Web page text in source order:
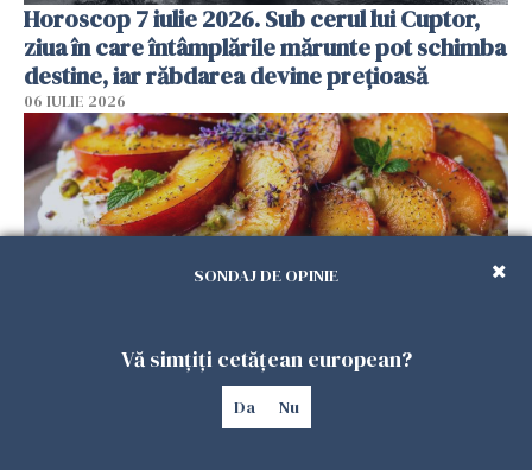
Horoscop 7 iulie 2026. Sub cerul lui Cuptor,
ziua în care întâmplările mărunte pot schimba
destine, iar răbdarea devine prețioasă
06 IULIE 2026
Desertul perfect pentru luna iulie: Pavlova cu
piersici coapte, miere și lavandă
SONDAJ DE OPINIE
Vă simțiți cetățean european?
Da Nu